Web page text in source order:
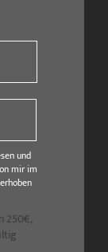
und
mir im
250€,